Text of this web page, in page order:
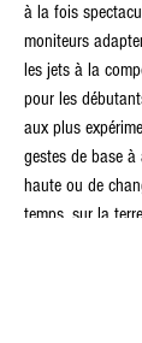
à la fois
moniteurs
les jets à la
pour les
aux plus
gestes de base
haute ou de
temps, sur la